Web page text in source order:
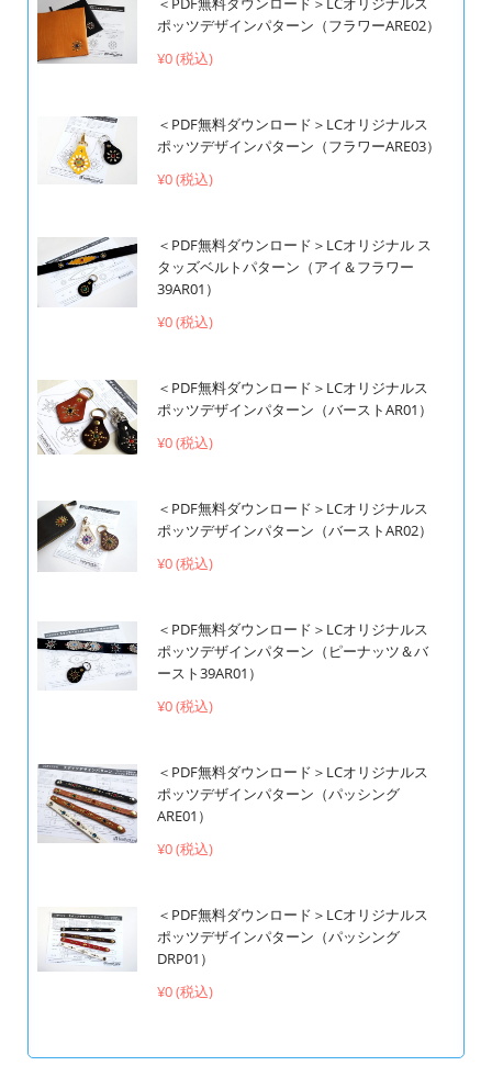
ポッツデザインパターン（フラワーARE02）
¥0 (税込)
＜PDF無料ダウンロード＞LCオリジナルス
ポッツデザインパターン（フラワーARE03）
¥0 (税込)
＜PDF無料ダウンロード＞LCオリジナル ス
タッズベルトパターン（アイ＆フラワー
39AR01）
¥0 (税込)
＜PDF無料ダウンロード＞LCオリジナルス
ポッツデザインパターン（バーストAR01）
¥0 (税込)
＜PDF無料ダウンロード＞LCオリジナルス
ポッツデザインパターン（バーストAR02）
¥0 (税込)
＜PDF無料ダウンロード＞LCオリジナルス
ポッツデザインパターン（ピーナッツ＆バ
ースト39AR01）
¥0 (税込)
＜PDF無料ダウンロード＞LCオリジナルス
ポッツデザインパターン（パッシング
ARE01）
¥0 (税込)
＜PDF無料ダウンロード＞LCオリジナルス
ポッツデザインパターン（パッシング
DRP01）
¥0 (税込)